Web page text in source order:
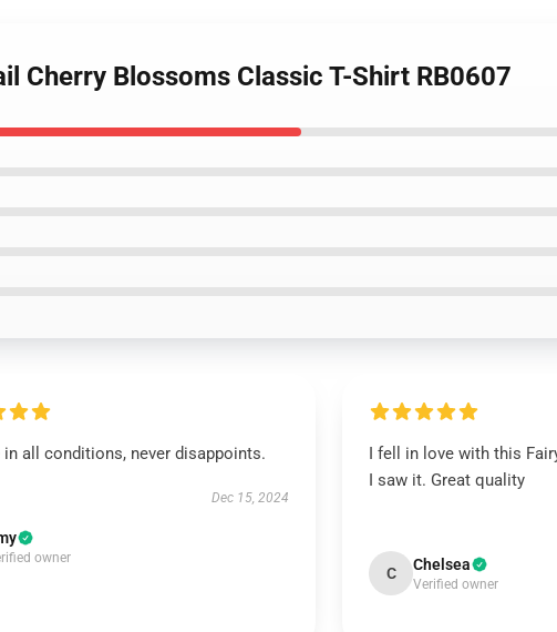
Cherry Blossoms Classic T-Shirt RB0607
in all conditions, never disappoints.
Dec 15, 2024
owner
I fell in love with this
I saw it. Great quality
C Chelsea
Verified owner